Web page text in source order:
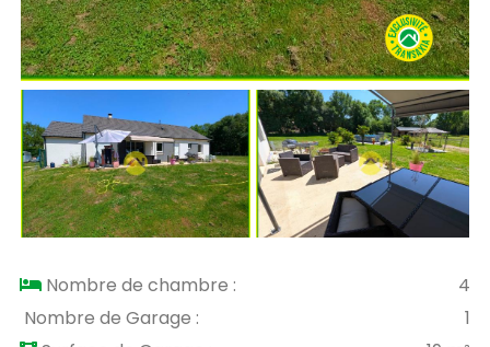
Nombre de chambre :
4
Nombre de Garage :
1